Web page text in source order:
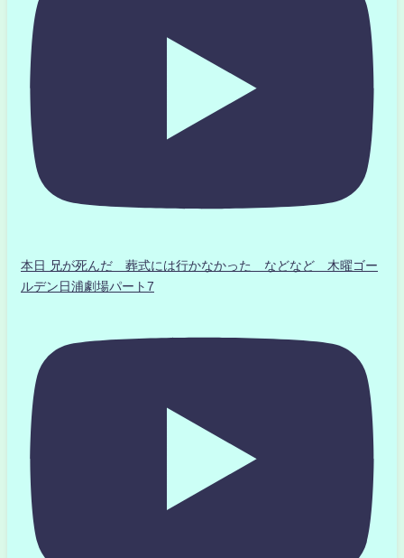
本日 兄が死んだ 葬式には行かなかった などなど 木曜ゴー
ルデン日浦劇場パート7